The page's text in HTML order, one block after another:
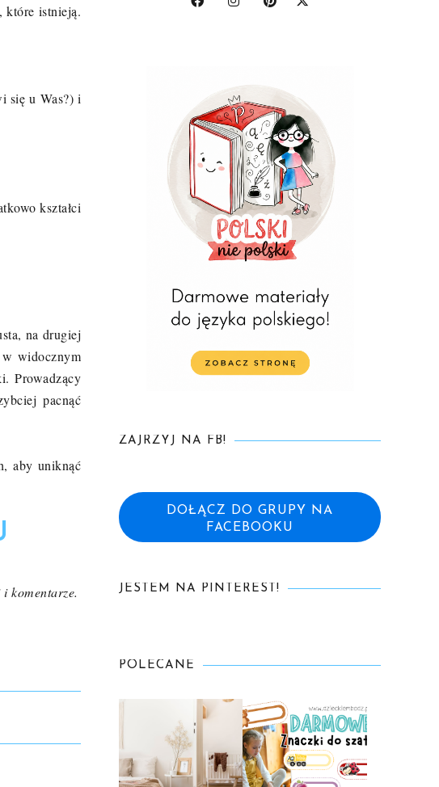
które istnieją.
się u Was?) i
kształci
na drugiej
widocznym
Prowadzący
pacnąć
aby uniknąć
komentarze.
ZAJRZYJ NA FB!
DOŁĄCZ DO GRUPY NA
FACEBOOKU
JESTEM NA PINTEREST!
POLECANE